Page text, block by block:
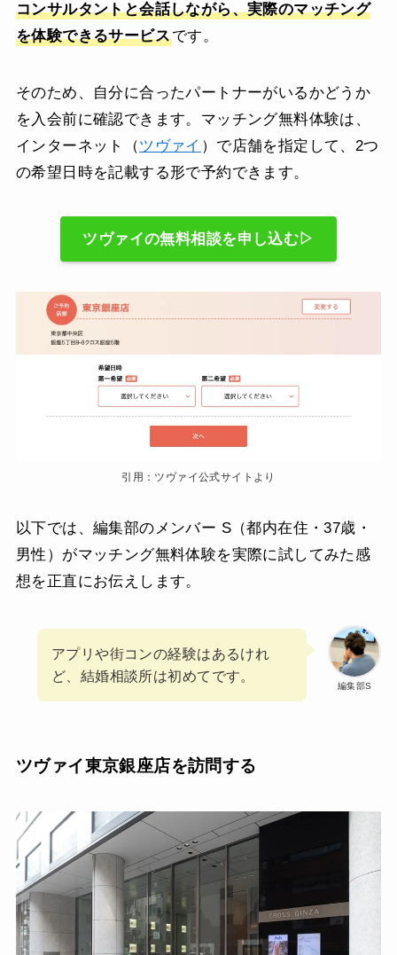
コンサルタントと会話しながら、実際のマッチング
を体験できるサービスです。
そのため、自分に合ったパートナーがいるかどうか
を入会前に確認できます。マッチング無料体験は、
インターネット（ツヴァイ ）で店舗を指定して、2つ
の希望日時を記載する形で予約できます。
ツヴァイの無料相談を申し込む▷
引用：ツヴァイ公式サイトより
以下では、編集部のメンバー S（都内在住・37歳・
男性）がマッチング無料体験を実際に試してみた感
想を正直にお伝えします。
編集部S
アプリや街コンの経験はあるけれ
ど、結婚相談所は初めてです。
ツヴァイ東京銀座店を訪問する